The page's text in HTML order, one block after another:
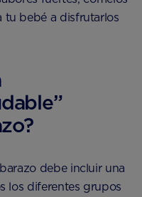
tu bebé a disfrutarlos
debe incluir una
los diferentes grupos